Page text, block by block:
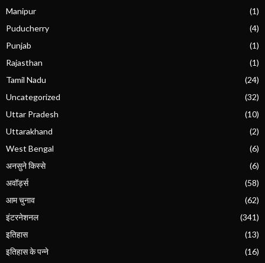
Manipur
(1)
Puducherry
(4)
Punjab
(1)
Rajasthan
(1)
Tamil Nadu
(24)
Uncategorized
(32)
Uttar Pradesh
(10)
Uttarakhand
(2)
West Bengal
(6)
अनसुने किस्से
(6)
अवॉर्ड्स
(58)
आम चुनाव
(62)
इंटरनेशनल
(341)
इतिहास
(13)
इतिहास के पन्ने
(16)